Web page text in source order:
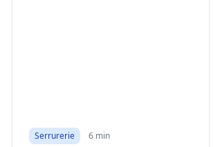
Serrurerie 6 min